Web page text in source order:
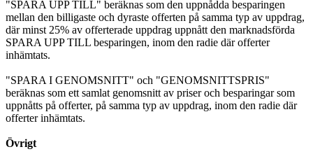
"SPARA UPP TILL" beräknas som den uppnådda besparingen
mellan den billigaste och dyraste offerten på samma typ av uppdrag,
där minst 25% av offerterade uppdrag uppnått den marknadsförda
SPARA UPP TILL besparingen, inom den radie där offerter
inhämtats.
"SPARA I GENOMSNITT" och "GENOMSNITTSPRIS"
beräknas som ett samlat genomsnitt av priser och besparingar som
uppnåtts på offerter, på samma typ av uppdrag, inom den radie där
offerter inhämtats.
Övrigt